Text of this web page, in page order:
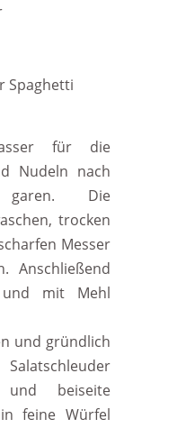
Spaghetti
für die
Nudeln nach
garen. Die
trocken
Messer
Anschließend
mit Mehl
und gründlich
und beiseite
feine Würfel